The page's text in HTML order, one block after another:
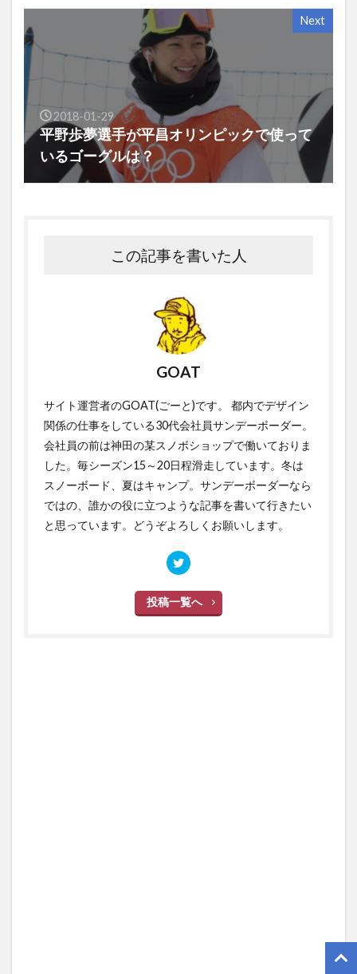
Next
2018-01-29
平野歩夢選手が平昌オリンピックで使って
いるゴーグルは？
この記事を書いた人
GOAT
サイト運営者のGOAT(ごーと)です。 都内でデザイン
関係の仕事をしている30代会社員サンデーボーダー。
会社員の前は神田の某スノボショップで働いておりま
した。毎シーズン15～20日程滑走しています。冬は
スノーボード、夏はキャンプ。サンデーボーダーなら
ではの、誰かの役に立つような記事を書いて行きたい
と思っています。どうぞよろしくお願いします。
投稿一覧へ